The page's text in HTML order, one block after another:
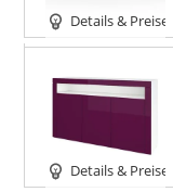
Details & Preise
Details & Preise